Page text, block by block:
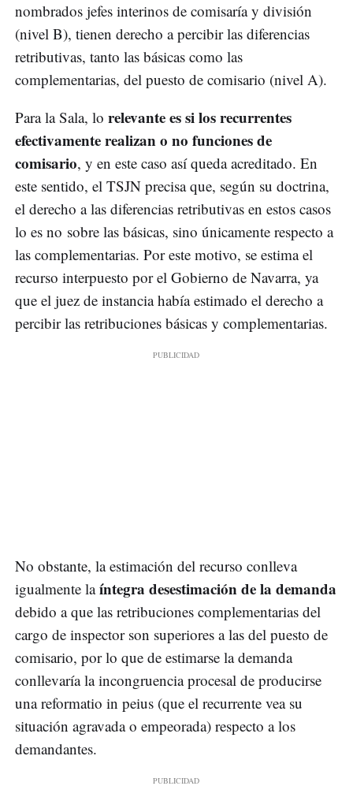
nombrados jefes interinos de comisaría y división
(nivel B), tienen derecho a percibir las diferencias
retributivas, tanto las básicas como las
complementarias, del puesto de comisario (nivel A).
Para la Sala, lo relevante es si los recurrentes
efectivamente realizan o no funciones de
comisario, y en este caso así queda acreditado. En
este sentido, el TSJN precisa que, según su doctrina,
el derecho a las diferencias retributivas en estos casos
lo es no sobre las básicas, sino únicamente respecto a
las complementarias. Por este motivo, se estima el
recurso interpuesto por el Gobierno de Navarra, ya
que el juez de instancia había estimado el derecho a
percibir las retribuciones básicas y complementarias.
No obstante, la estimación del recurso conlleva
igualmente laíntegra desestimación de la demanda
debido a que las retribuciones complementarias del
cargo de inspector son superiores a las del puesto de
comisario, por lo que de estimarse la demanda
conllevaría la incongruencia procesal de producirse
una reformatio in peius (que el recurrente vea su
situación agravada o empeorada) respecto a los
demandantes.